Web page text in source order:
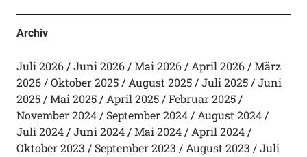
Archiv
Juli 2026 Juni 2026 Mai 2026 April 2026
März
2026
Oktober 2025 August 2025 Juli 2025
Juni
2025
Mai 2025 April 2025
Februar 2025
November 2024
September 2024
August 2024
Juli 2024
Juni 2024 Mai 2024
April 2024
Oktober 2023
September 2023 August 2023
Juli